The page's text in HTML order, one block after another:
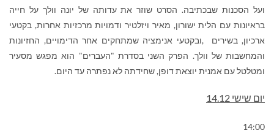
ועל הסכנות שבכתיבה. הסרט שוזר את עדותה של יונה וולך על חייה
בראיונות עם הלית ישורון, מאיר ויזלטיר ודמויות מרכזיות אחרות, בקטעי
ארכיון, בשירים
,ובקטעי אנימציה שמתחקים אחר הדימויים, החזיונות
והמחשבות של וולך. הפרק השני בסדרת "העברים" הוא מפגש מסעיר
ומטלטל עם אמנית יוצאת דופן, שחידתה לא נפתרה עד היום.
יום שישי 14.12
14:00